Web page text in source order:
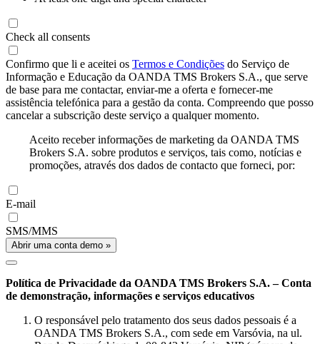
Check all consents
Confirmo que li e aceitei os Termos e Condições do Serviço de
Informação e Educação da OANDA TMS Brokers S.A., que serve
de base para me contactar, enviar-me a oferta e fornecer-me
assistência telefónica para a gestão da conta. Compreendo que posso
cancelar a subscrição deste serviço a qualquer momento.
Aceito receber informações de marketing da OANDA TMS
Brokers S.A. sobre produtos e serviços, tais como, notícias e
promoções, através dos dados de contacto que forneci, por:
E-mail
SMS/MMS
Abrir uma conta demo »
Política de Privacidade da OANDA TMS Brokers S.A. – Conta
de demonstração, informações e serviços educativos
O responsável pelo tratamento dos seus dados pessoais é a
OANDA TMS Brokers S.A., com sede em Varsóvia, na ul.